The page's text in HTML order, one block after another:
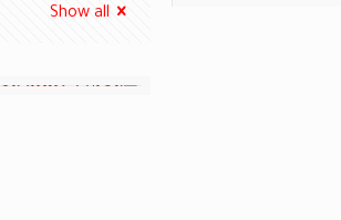
Show all